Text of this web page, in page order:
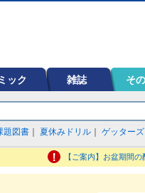
ック 雑誌 そ
題図書 夏休みドリル ゲッターズ
【ご案内】お盆期間